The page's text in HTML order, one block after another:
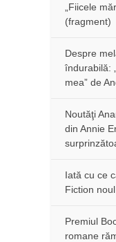
„Fiicele
(fragment)
Despre
îndurabilă:
mea” de
Noutăţi
din Annie
Iată cu ce
Fiction
Premiul
romane